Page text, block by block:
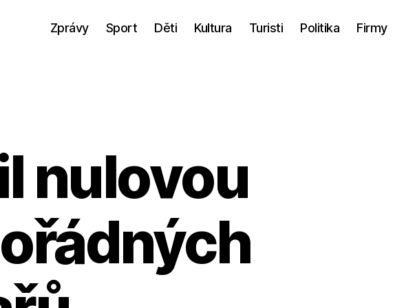
Zprávy Sport Děti Kultura Turisti Politika Firmy
nulovou